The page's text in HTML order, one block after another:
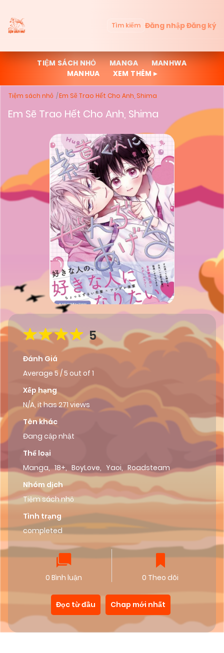
Tìm kiếm Đăng nhậpĐăng ký
TIỆM SÁCH NHỎ MANGA
MANHWA
MANHUA
XEM THÊM ▸
Tiệm sách nhỏ Em Sẽ Trao Hết Cho Anh, Shima
Em Sẽ Trao Hết Cho Anh, Shima
5
Đánh Giá
Average 5 /5 out of 1
Xếp hạng
N/A, it has 271 views
Tên khác
Đang cập nhật
Thể loại
Manga, 18+, BoyLove, Yaoi, Roadsteam
Nhóm dịch
Tiệm sách nhỏ
Tình trạng
completed
0 Bình luận 0 Theo dõi
Đọc từ đầu Chap mới nhất